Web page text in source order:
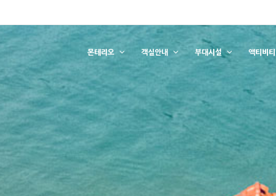
몬테리오 객실안내 부대시설 액티비티